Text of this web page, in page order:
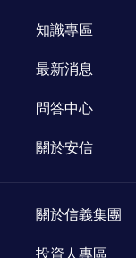
專區介紹
企業專區
知識專區
市場研究
最新消息
活動公告
新聞專欄
問答中心
關於安信
關於安信
顧問團隊
關於信義集團
了解信義
投資人專區